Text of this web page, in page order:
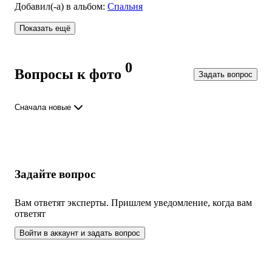
Добавил(-а) в альбом: Спальня
Показать ещё
Вопросы к фото 0 Задать вопрос
Сначала новые
Задайте вопрос
Вам ответят эксперты. Пришлем уведомление, когда вам
ответят
Войти в аккаунт и задать вопрос